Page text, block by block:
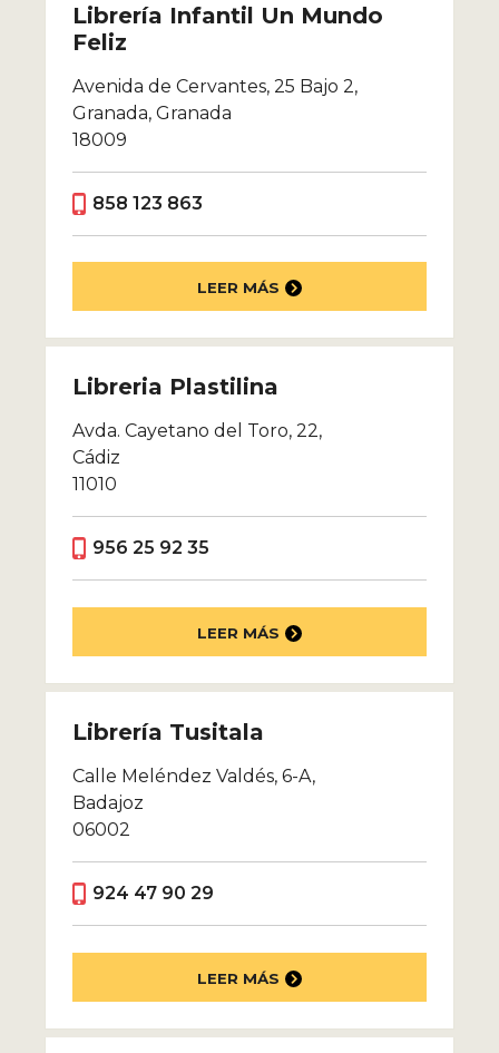
Librería Infantil Un Mundo
Feliz
Avenida de Cervantes, 25 Bajo 2,
Granada, Granada
18009
858 123 863
LEER MÁS
Libreria Plastilina
Avda. Cayetano del Toro, 22,
Cádiz
11010
956 25 92 35
LEER MÁS
Librería Tusitala
Calle Meléndez Valdés, 6-A,
Badajoz
06002
924 47 90 29
LEER MÁS